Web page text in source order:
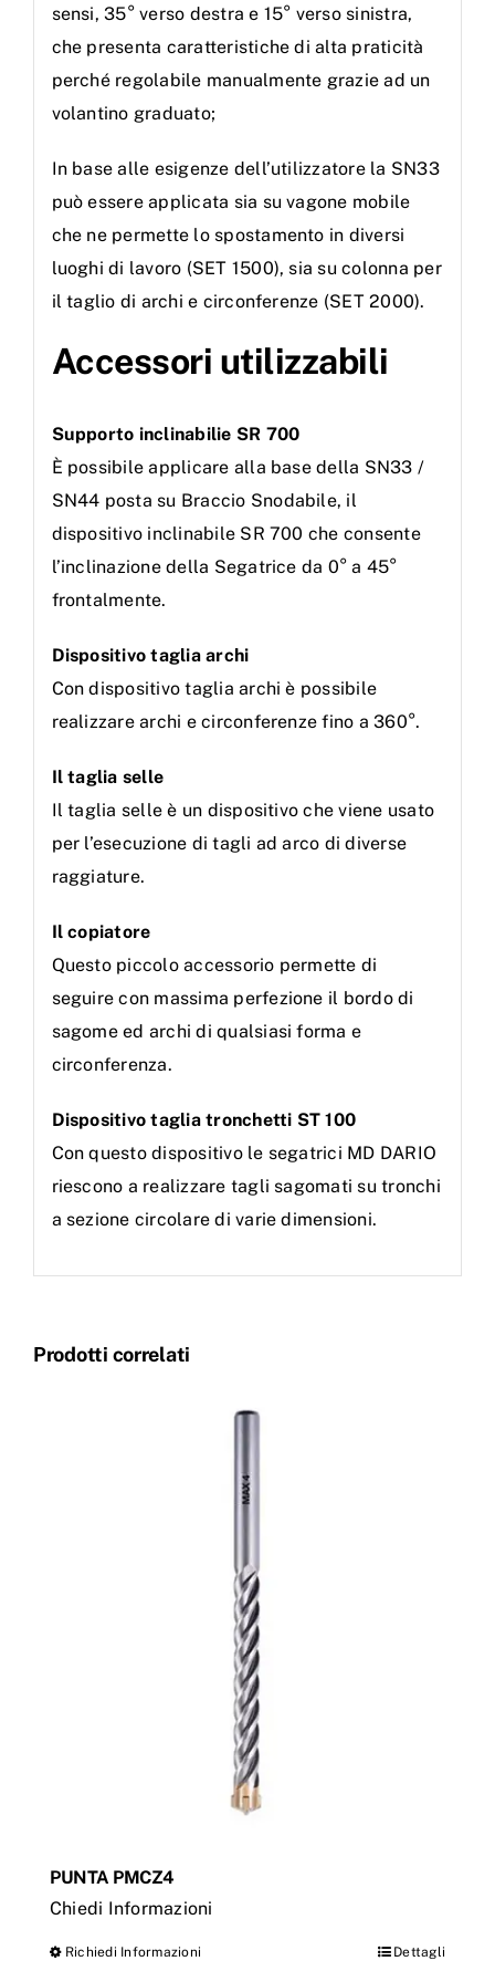
sensi, 35° verso destra e 15° verso sinistra,
che presenta caratteristiche di alta praticità
perché regolabile manualmente grazie ad un
volantino graduato;
In base alle esigenze dell’utilizzatore la SN33
può essere applicata sia su vagone mobile
che ne permette lo spostamento in diversi
luoghi di lavoro (SET 1500), sia su colonna per
il taglio di archi e circonferenze (SET 2000).
Accessori utilizzabili
Supporto inclinabilie SR 700
È possibile applicare alla base della SN33 /
SN44 posta su Braccio Snodabile, il
dispositivo inclinabile SR 700 che consente
l’inclinazione della Segatrice da 0° a 45°
frontalmente.
Dispositivo taglia archi
Con dispositivo taglia archi è possibile
realizzare archi e circonferenze fino a 360°.
Il taglia selle
Il taglia selle è un dispositivo che viene usato
per l’esecuzione di tagli ad arco di diverse
raggiature.
Il copiatore
Questo piccolo accessorio permette di
seguire con massima perfezione il bordo di
sagome ed archi di qualsiasi forma e
circonferenza.
Dispositivo taglia tronchetti ST 100
Con questo dispositivo le segatrici MD DARIO
riescono a realizzare tagli sagomati su tronchi
a sezione circolare di varie dimensioni.
Prodotti correlati
PUNTA PMCZ4
Chiedi Informazioni
Richiedi Informazioni Dettagli